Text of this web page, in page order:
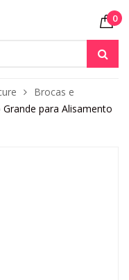
0
Brocas e
para Alisamento